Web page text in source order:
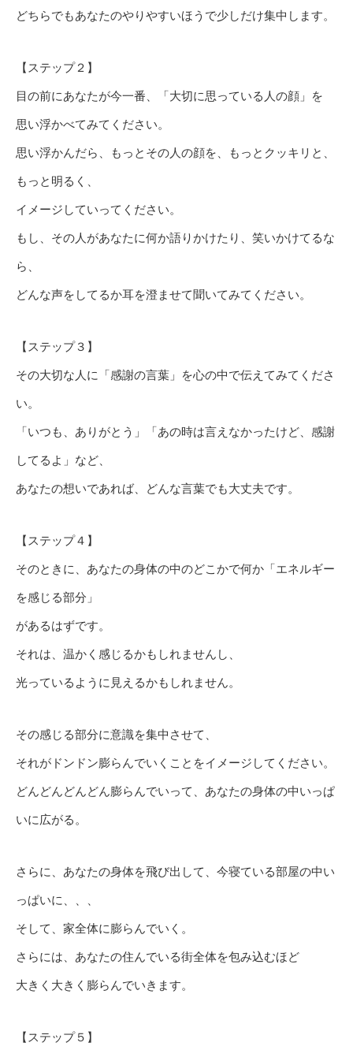
どちらでもあなたのやりやすいほうで少しだけ集中します。
【ステップ２】
目の前にあなたが今一番、「大切に思っている人の顔」を
思い浮かべてみてください。
思い浮かんだら、もっとその人の顔を、もっとクッキリと、
もっと明るく、
イメージしていってください。
もし、その人があなたに何か語りかけたり、笑いかけてるな
ら、
どんな声をしてるか耳を澄ませて聞いてみてください。
【ステップ３】
その大切な人に「感謝の言葉」を心の中で伝えてみてくださ
い。
「いつも、ありがとう」「あの時は言えなかったけど、感謝
してるよ」など、
あなたの想いであれば、どんな言葉でも大丈夫です。
【ステップ４】
そのときに、あなたの身体の中のどこかで何か「エネルギー
を感じる部分」
があるはずです。
それは、温かく感じるかもしれませんし、
光っているように見えるかもしれません。
その感じる部分に意識を集中させて、
それがドンドン膨らんでいくことをイメージしてください。
どんどんどんどん膨らんでいって、あなたの身体の中いっぱ
いに広がる。
さらに、あなたの身体を飛び出して、今寝ている部屋の中い
っぱいに、、、
そして、家全体に膨らんでいく。
さらには、あなたの住んでいる街全体を包み込むほど
大きく大きく膨らんでいきます。
【ステップ５】